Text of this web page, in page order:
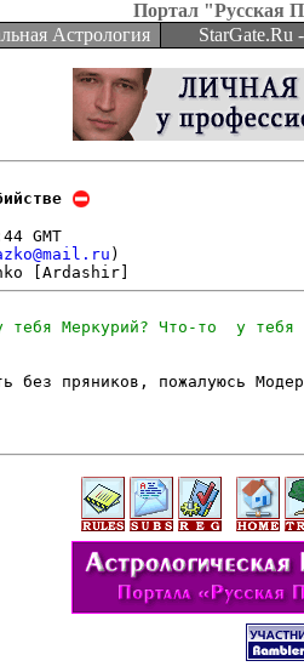
Портал "Русская
Астрология
StarGate.Ru
без пряников, пожалуюсь